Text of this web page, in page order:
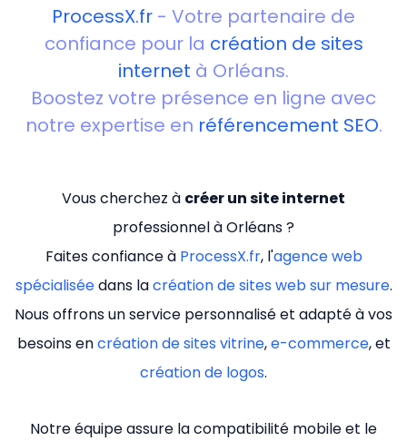
ProcessX.fr - Votre partenaire de
confiance pour la création de sites
internet à Orléans.
Boostez votre présence en ligne avec
notre expertise en référencement SEO.
Vous cherchez à créer un site internet
professionnel à Orléans ?
Faites confiance à ProcessX.fr, l'agence web
spécialiséedans lacréation de sites web sur mesure.
Nous offrons un service personnalisé et adapté à vos
besoins encréation de sites vitrine,e-commerce, et
création de logos.
Notre équipe assure la compatibilité mobile et le